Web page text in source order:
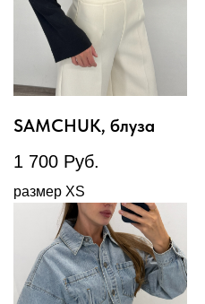
SAMCHUK, блуза
1 700 Руб.
размер XS